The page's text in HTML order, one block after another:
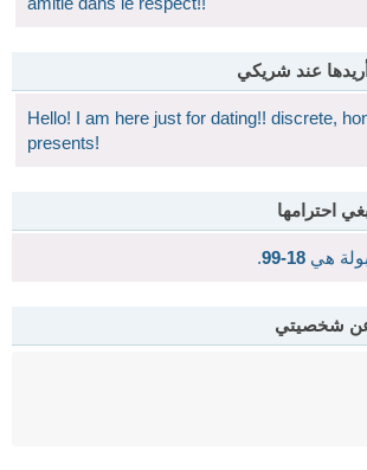
عند شريكي
Hello! I am here just for dating!! discrete,
presents!
احترامها
هي 18-99
.
عن شخصيتي